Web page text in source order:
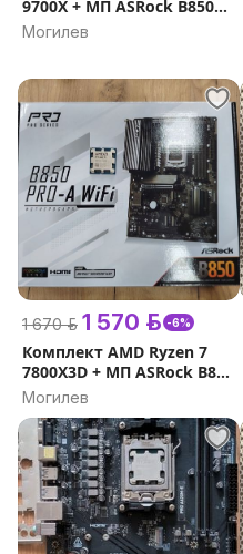
9700X + МП ASRock B850
Pro-A WiFi ( гарантия )
Могилев
1 670 р. 1 570 р. -6%
Комплект AMD Ryzen 7
7800X3D + МП ASRock B850
Pro-A WiFi ( Гарантия )
Могилев